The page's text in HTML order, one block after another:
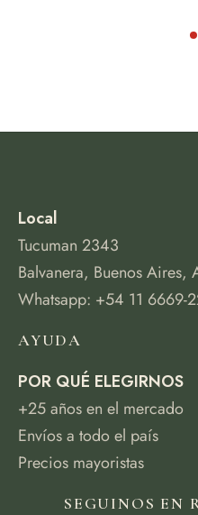
Local
Tucuman 2343
Balvanera, Buenos Aires,
Whatsapp: +54 11 6669-
AYUDA
POR QUÉ ELEGIRNOS
+25 años en el mercado
Envíos a todo el país
Precios mayoristas
SEGUINOS EN